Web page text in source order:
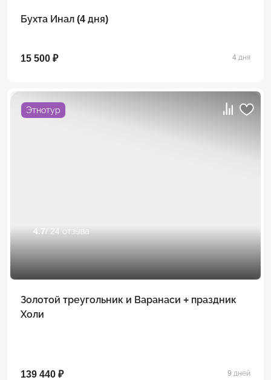
Бухта Инал (4 дня)
15 500 ₽ 4 дня
Этнотур
4.7/ 24 отзыва
Золотой треугольник и Варанаси + праздник
Холи
139 440 ₽ 9 дней